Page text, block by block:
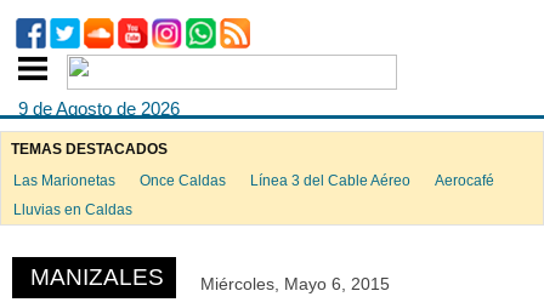
9 de Agosto de 2026
TEMAS DESTACADOS
Las Marionetas
Once Caldas Línea 3 del Cable Aéreo
Aerocafé
Lluvias en Caldas
MANIZALES Miércoles, Mayo 6, 2015